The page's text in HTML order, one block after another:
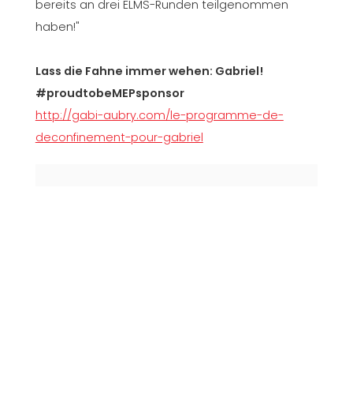
bereits an drei ELMS-Runden teilgenommen
haben!"
Lass die Fahne immer wehen: Gabriel!
#proudtobeMEPsponsor
http://gabi-aubry.com/le-programme-de-
deconfinement-pour-gabriel